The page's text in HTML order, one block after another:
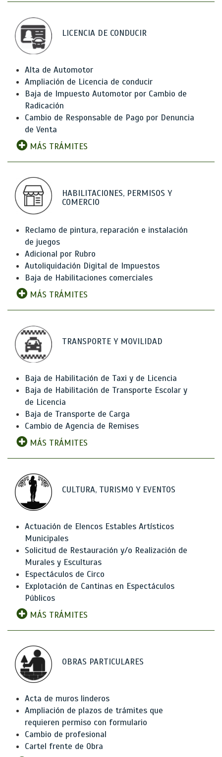
LICENCIA DE CONDUCIR
Alta de Automotor
Ampliación de Licencia de conducir
Baja de Impuesto Automotor por Cambio de
Radicación
Cambio de Responsable de Pago por Denuncia
de Venta
MÁS TRÁMITES
HABILITACIONES, PERMISOS Y
COMERCIO
Reclamo de pintura, reparación e instalación
de juegos
Adicional por Rubro
Autoliquidación Digital de Impuestos
Baja de Habilitaciones comerciales
MÁS TRÁMITES
TRANSPORTE Y MOVILIDAD
Baja de Habilitación de Taxi y de Licencia
Baja de Habilitación de Transporte Escolar y
de Licencia
Baja de Transporte de Carga
Cambio de Agencia de Remises
MÁS TRÁMITES
CULTURA, TURISMO Y EVENTOS
Actuación de Elencos Estables Artísticos
Municipales
Solicitud de Restauración y/o Realización de
Murales y Esculturas
Espectáculos de Circo
Explotación de Cantinas en Espectáculos
Públicos
MÁS TRÁMITES
OBRAS PARTICULARES
Acta de muros linderos
Ampliación de plazos de trámites que
requieren permiso con formulario
Cambio de profesional
Cartel frente de Obra